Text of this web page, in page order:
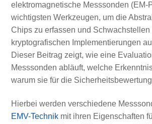
elektromagnetische Messsonden (EM-
wichtigsten Werkzeugen, um die
Chips zu erfassen und Schwachstellen
kryptografischen Implementierungen
Dieser Beitrag zeigt, wie eine
Messsonden abläuft, welche
warum sie für die
Hierbei werden verschiedene
EMV-Technikmit ihren Eigenschaften